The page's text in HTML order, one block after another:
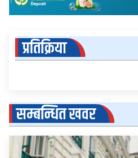
प्रतिक्रिया
सम्बन्धित खवर